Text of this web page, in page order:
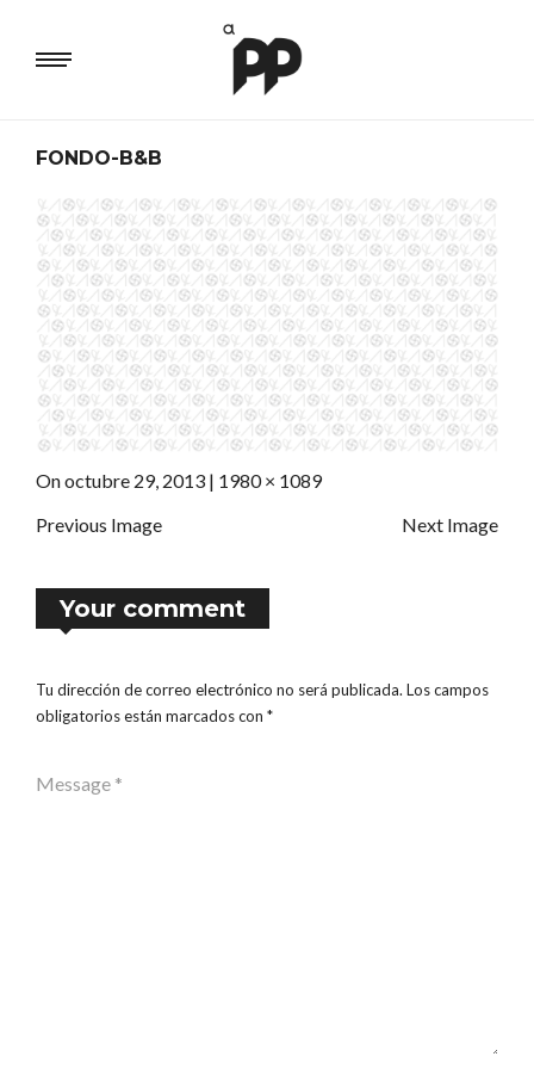
FONDO-B&B
Onoctubre 29, 2013 | Full
1980 × 1089
Previous Image
Next Image
Your comment
Tu dirección de correo electrónico no será publicada. Los campos
obligatorios están marcados con *